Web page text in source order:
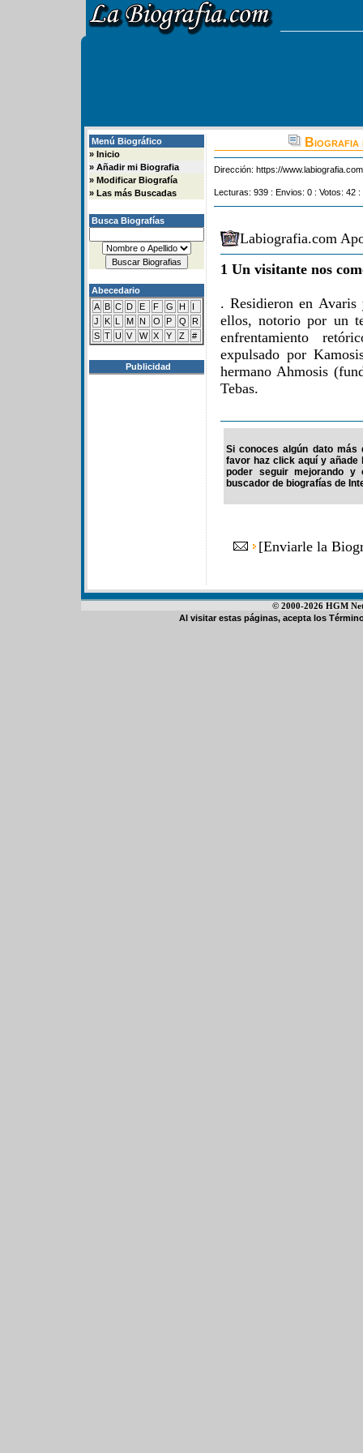
Menú Biográfico
» Inicio
» Añadir mi Biografia
» Modificar Biografía
» Las más Buscadas
Busca Biografías
Abecedario
A B C D E F G H
I
J
K L M N O P Q
R
S T U V W X Y Z #
Publicidad
Biografia
Dirección: https://
Lecturas: 939 : Envios: 0 : Votos: 42
Labiografia.com
1 Un visitante nos
. Residieron en
ellos, notorio por un
enfrentamiento
expulsado por
hermano Ahmosis
Tebas.
Si conoces algún dato más
favor haz click aquí y
poder seguir mejorando y
buscador de biografías de
[Enviarle la
© 2000-2026 HGM
Al visitar estas páginas, acepta los